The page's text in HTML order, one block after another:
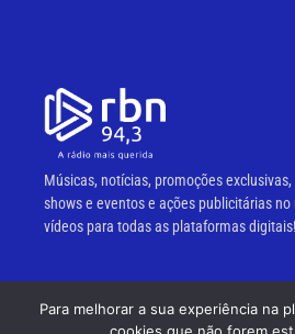
Músicas, notícias, promoções
shows e eventos e ações publicitárias no
vídeos para todas as plataformas digitais!
Para melhorar a sua experiência na